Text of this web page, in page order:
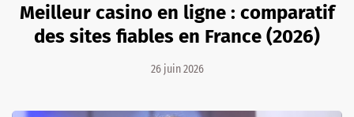
Meilleur casino en ligne : comparatif
des sites fiables en France (2026)
26 juin 2026